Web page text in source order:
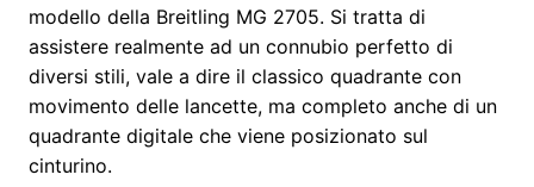
modello della Breitling MG 2705. Si tratta di
assistere realmente ad un connubio perfetto di
diversi stili, vale a dire il classico quadrante con
movimento delle lancette, ma completo anche di un
quadrante digitale che viene posizionato sul
cinturino.